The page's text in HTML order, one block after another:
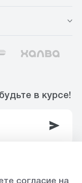
в курсе!
согласие на